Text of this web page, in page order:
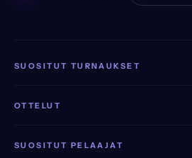
SUOSITUT TURNAUKSET
OTTELUT
SUOSITUT PELAAJAT